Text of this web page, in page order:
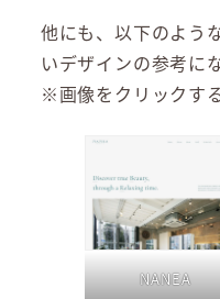
他にも、以下のよう
いデザインの参考に
※画像をクリックす
NANEA